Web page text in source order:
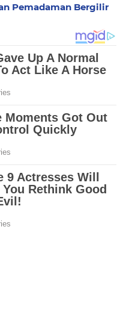
Pemadaman Bergilir